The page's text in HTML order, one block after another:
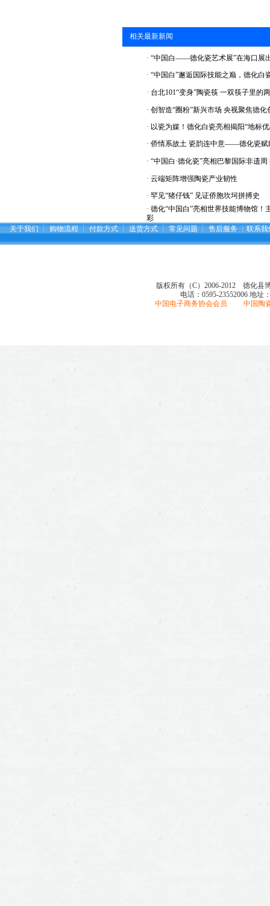
相关最新新闻
· “中国白——德化瓷艺术展”在海口展
· “中国白”邂逅国际技能之巅，德化白
· 台北101“变身”陶瓷筷 一双筷子里的
· 创智造“圈粉”新兴市场 央视聚焦德化
· 以瓷为媒！德化白瓷亮相揭阳“地标
· 侨情系故土 瓷韵连中意——德化瓷赋
· “中国白·德化瓷”亮相巴黎国际非遗
· 云端矩阵增强陶瓷产业韧性
· 罕见“猪仔钱” 见证侨胞坎坷拼搏史
· 德化“中国白”亮相世界技能博物馆！
彩
关于我们 ┆ 购物流程 ┆ 付款方式 ┆ 送货方式 ┆ 常见问题 ┆ 售后服务 ┆ 联系我
版权所有（C）2006-2012 德化县
电话：0595-23552006 地址
中国电子商务协会会员 中国陶